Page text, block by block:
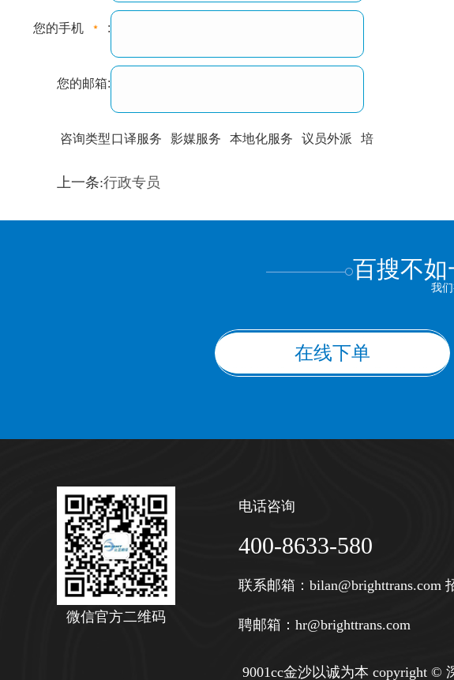
您的手机 :
您的邮箱:
咨询类型口译服务 影媒服务 本地化服务 议员外派 培
训翻译 标准级
上一条:行政专员
百搜不如
我
在线下单
微信官方二维码
电话咨询
400-8633-580
联系邮箱： bilan@brighttrans.com
聘邮箱： hr@brighttrans.com
9001cc金沙以诚为本 copyright ©